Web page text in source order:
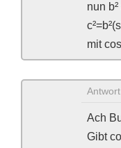
nun
mit
Ach
Gibt